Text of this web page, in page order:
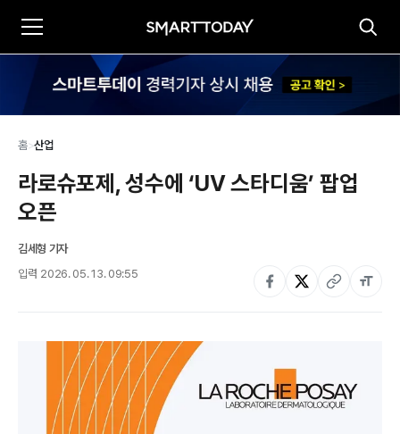
홈>산업
라로슈포제, 성수에 ‘UV 스타디움’ 팝업
오픈
김세형 기자
입력 2026. 05. 13. 09:55